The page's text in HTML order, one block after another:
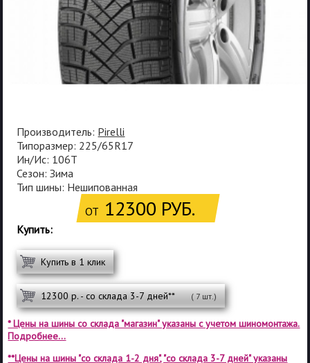
Производитель: Pirelli
Типоразмер: 225/65R17
Ин/Ис: 106T
Сезон: Зима
Тип шины: Нешипованная
ОТ 12300 РУБ.
Купить:
Купить в 1 клик
12300 р. - со склада 3-7 дней** ( 7 шт.)
* Цены на шины со склада "магазин" указаны с учетом шиномонтажа.
Подробнее...
**Цены на шины "со склада 1-2 дня", "со склада 3-7 дней" указаны